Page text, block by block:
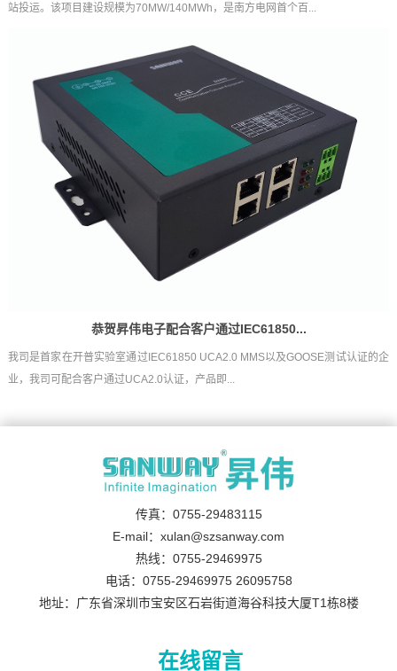
站投运。该项目建设规模为70MW/140MWh，是南方电网首个百...
恭贺昇伟电子配合客户通过IEC61850...
我司是首家在开普实验室通过IEC61850 UCA2.0 MMS以及GOOSE测试认证的企
业，我司可配合客户通过UCA2.0认证，产品即...
传真：0755-29483115
E-mail：xulan@szsanway.com
热线：0755-29469975
电话：0755-29469975 26095758
地址：广东省深圳市宝安区石岩街道海谷科技大厦T1栋8楼
在线留言